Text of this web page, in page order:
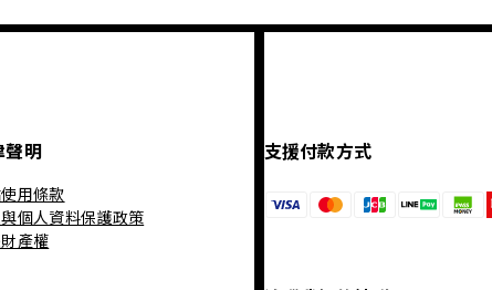
聲明
用條款
與個人資料保護政策
產權
支援付款方式